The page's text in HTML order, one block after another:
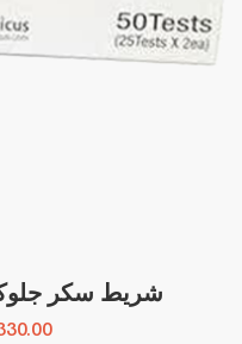
شريط سكر